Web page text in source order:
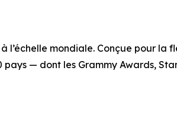
mondiale. Conçue pour la
— dont les Grammy Awards,